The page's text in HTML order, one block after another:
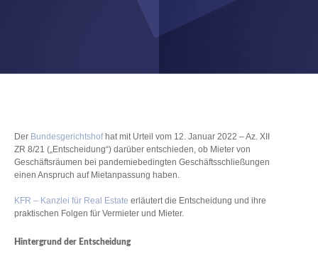
Der Bundesgerichtshofhat mit Urteil vom 12. Januar 2022 – Az. XII
ZR 8/21 („Entscheidung“) darüber entschieden, ob Mieter von
Geschäftsräumen bei pandemiebedingten Geschäftsschließungen
einen Anspruch auf Mietanpassung haben.
KFR – Kanzlei für Real Estate erläutert die Entscheidung und ihre
praktischen Folgen für Vermieter und Mieter.
Hintergrund der Entscheidung